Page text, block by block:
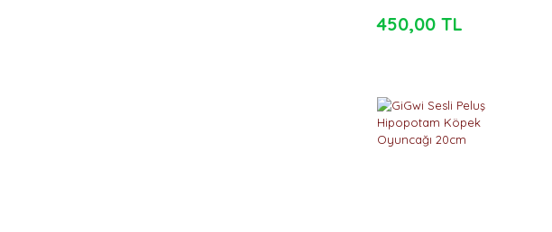
450,00 TL